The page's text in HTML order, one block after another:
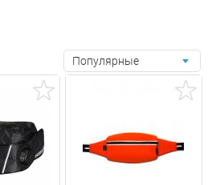
Популярные